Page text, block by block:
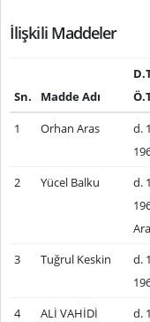
İlişkili Maddeler
Sn. Madde Adı
1
Orhan Aras
d.
2 Yücel Balku
d.
3 Tuğrul Keskin
d.
4 ALİ VAHİDİ d.